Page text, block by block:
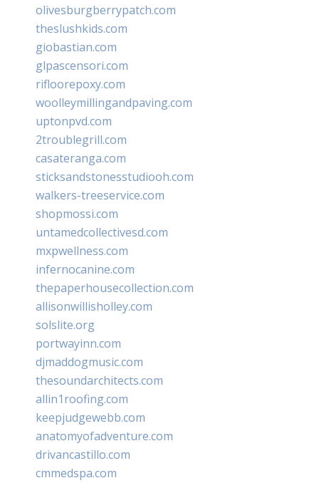
olivesburgberrypatch.com
theslushkids.com
giobastian.com
glpascensori.com
rifloorepoxy.com
woolleymillingandpaving.com
uptonpvd.com
2troublegrill.com
casateranga.com
sticksandstonesstudiooh.com
walkers-treeservice.com
shopmossi.com
untamedcollectivesd.com
mxpwellness.com
infernocanine.com
thepaperhousecollection.com
allisonwillisholley.com
solslite.org
portwayinn.com
djmaddogmusic.com
thesoundarchitects.com
allin1roofing.com
keepjudgewebb.com
anatomyofadventure.com
drivancastillo.com
cmmedspa.com